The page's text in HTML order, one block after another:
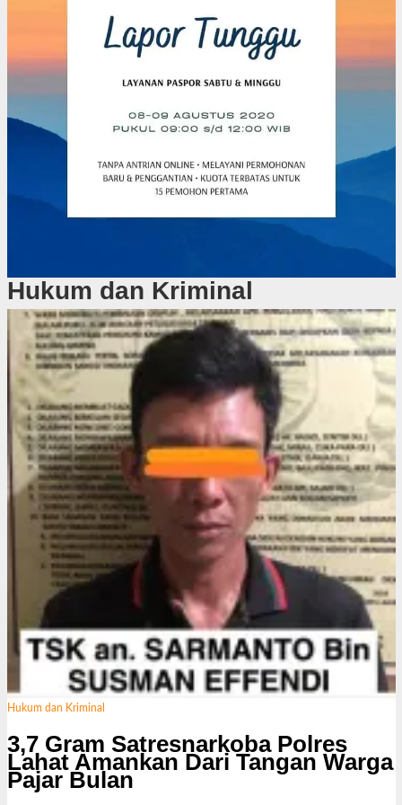
Hukum dan Kriminal
Hukum dan Kriminal
3,7 Gram Satresnarkoba Polres
Lahat Amankan Dari Tangan Warga
Pajar Bulan